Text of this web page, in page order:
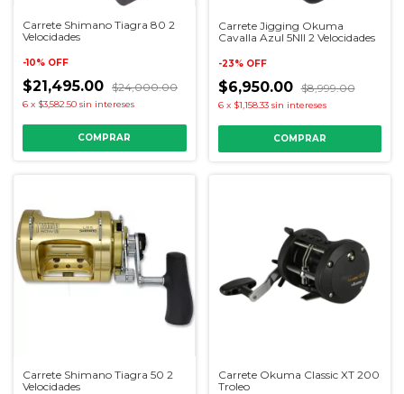
Carrete Shimano Tiagra 80 2
Velocidades
-10% OFF
$21,495.00 $24,000.00
6 x $3,582.50 sin intereses
Carrete Jigging Okuma
Cavalla Azul 5NII 2 Velocidades
-23% OFF
$6,950.00 $8,999.00
6 x $1,158.33 sin intereses
COMPRAR
Carrete Shimano Tiagra 50 2
Velocidades
Carrete Okuma Classic XT 200
Troleo